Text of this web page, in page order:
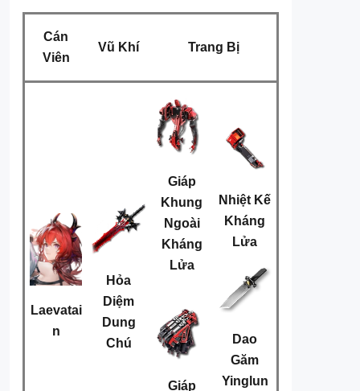
Cán
Viên
Vũ Khí Trang Bị
Laevatai
n
Hỏa
Diệm
Dung
Chú
Giáp
Khung
Ngoài
Kháng
Lửa
Giáp
Nhiệt Kế
Kháng
Lửa
Dao
Găm
Yinglun